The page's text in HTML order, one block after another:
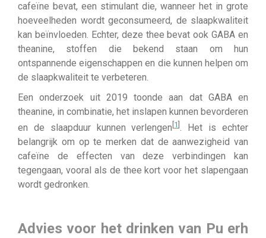
cafeïne bevat, een stimulant die, wanneer het in grote
hoeveelheden wordt geconsumeerd, de slaapkwaliteit
kan beïnvloeden. Echter, deze thee bevat ook GABA en
theanine, stoffen die bekend staan om hun
ontspannende eigenschappen en die kunnen helpen om
de slaapkwaliteit te verbeteren.
Een onderzoek uit 2019 toonde aan dat GABA en
theanine, in combinatie, het inslapen kunnen bevorderen
en de slaapduur kunnen verlengen 1 . Het is echter
belangrijk om op te merken dat de aanwezigheid van
cafeïne de effecten van deze verbindingen kan
tegengaan, vooral als de thee kort voor het slapengaan
wordt gedronken.
Advies voor het drinken van Pu erh